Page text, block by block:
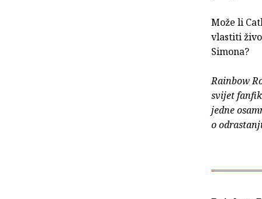
Može li
vlastiti
Simona?
Rainbow
svijet
jedne
o